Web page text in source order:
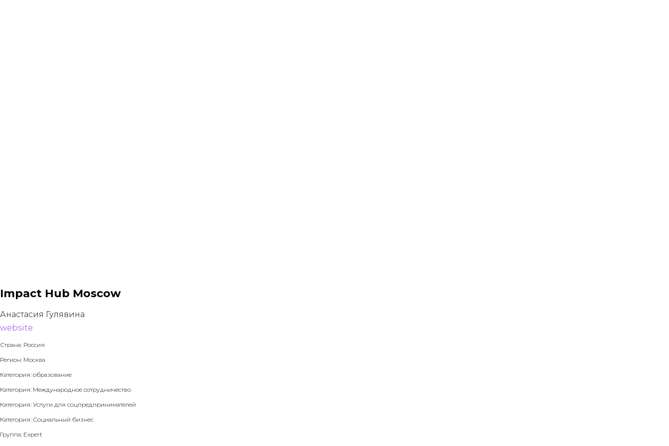
Impact Hub Moscow
Анастасия Гулявина
website
Страна: Россия
Регион: Москва
Категория: образование
Категория: Международное сотрудничество
Категория: Услуги для соцпредпринимателей
Категория: Социальный бизнес
Группа: Expert